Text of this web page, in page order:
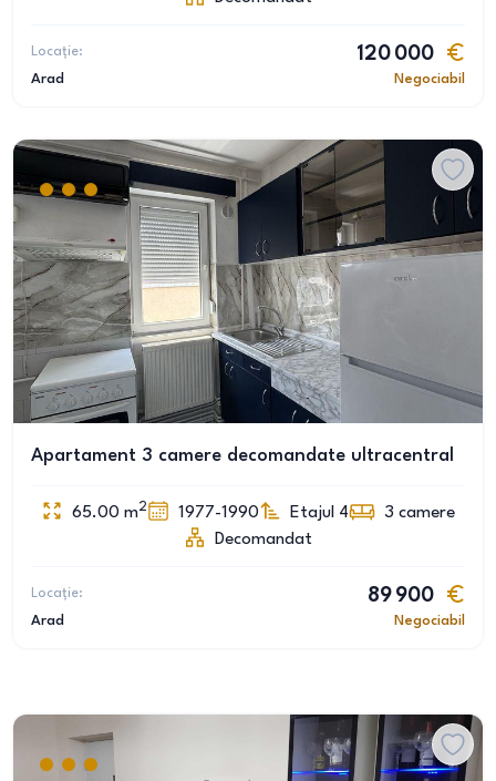
Locație:
Arad
120 000
Negociabil
Apartament 3 camere decomandate ultracentral
65.00 m2 1977-1990 Etajul 4 3 camere
Decomandat
Locație:
Arad
89 900
Negociabil